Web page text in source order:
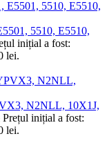
5510, E5510,
inițial a fost:
lei.
N2NLL, 10X1J,
Prețul inițial a fost:
lei.